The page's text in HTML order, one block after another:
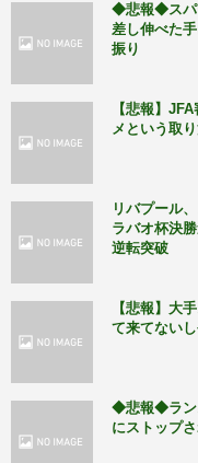
◆悲報◆スパ
差し伸べた
振り
【悲報】
メという取
リバプール
ラバオ杯決
逆転突破
【悲報】大
て来てない
◆悲報◆ラン
にストップ